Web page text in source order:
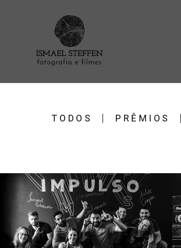
TODOS PRÊMIOS